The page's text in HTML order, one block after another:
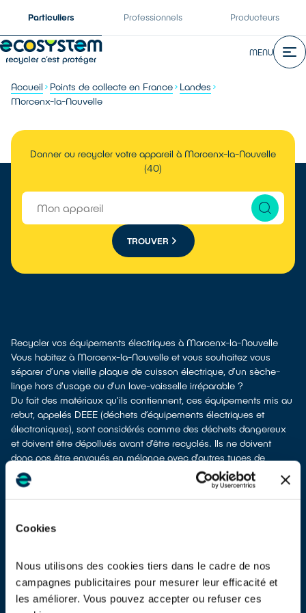
Cookies
Nous utilisons des cookies tiers dans le cadre de nos
campagnes publicitaires pour mesurer leur efficacité et
les améliorer. Vous pouvez accepter ou refuser ces
Particuliers Professionnels Producteurs
MENU
Accueil Points de collecte en France
Landes
Morcenx-la-Nouvelle
Donner ou recycler votre appareil à Morcenx-la-Nouvelle
(40)
TROUVER
Recycler vos équipements électriques à Morcenx-la-Nouvelle
Vous habitez à Morcenx-la-Nouvelle et vous souhaitez vous
séparer d’une vieille plaque de cuisson électrique, d’un sèche-
linge hors d'usage ou d’un lave-vaisselle irréparable ?
Du fait des matériaux qu’ils contiennent, ces équipements mis au
rebut, appelés DEEE (déchets d’équipements électriques et
électroniques), sont considérés comme des déchets dangereux
et doivent être dépollués avant d’être recyclés. Ils ne doivent
donc pas être envoyés en mélange avec d’autres types de
déchets tels que les emballages ménagers ou les déchets non
recyclables ! Leur dépollution et leur recyclage serait alors
collecte pour vous défaire de vos anciens appareils électriques et
don à un réseau solidairesi votre équipement est encore
utilisable ou réparable
dépôt en déchetterie